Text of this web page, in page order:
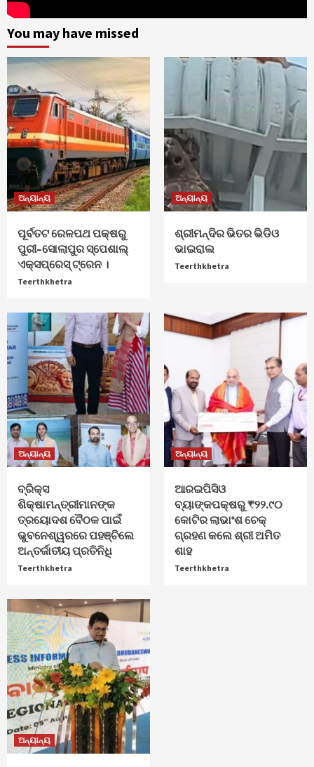
You may have missed
ଅନ୍ୟାନ୍ୟ
ପୂର୍ବତଟ ରେଳପଥ ପକ୍ଷରୁ
ପୁରୀ–ସୋଲାପୁର ସ୍ପେଶାଲ୍
ଏକ୍ସପ୍ରେସ୍ ଟ୍ରେନ ।
Teerthkhetra
ଅନ୍ୟାନ୍ୟ
ଶ୍ରୀମନ୍ଦିର ଭିତର ଭିଡିଓ
ଭାଇରାଲ
Teerthkhetra
ଅନ୍ୟାନ୍ୟ
ବ୍ରିକ୍ସ
ଶିକ୍ଷାମନ୍ତ୍ରୀମାନଙ୍କ
ତ୍ରୟୋଦଶ ବୈଠକ ପାଇଁ
ଭୁବନେଶ୍ୱରରେ ପହଞ୍ଚିଲେ
ଅନ୍ତର୍ଜାତୀୟ ପ୍ରତିନିଧି
Teerthkhetra
ଅନ୍ୟାନ୍ୟ
ଆରଇପିସିଓ
ବ୍ୟାଙ୍କପକ୍ଷରୁ ₹୨୨.୯୦
କୋଟିର ଲାଭାଂଶ ଚେକ୍
ଗ୍ରହଣ କଲେ ଶ୍ରୀ ଅମିତ
ଶାହ
Teerthkhetra
ଅନ୍ୟାନ୍ୟ